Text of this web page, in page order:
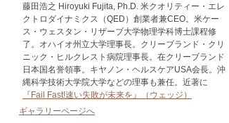
藤田浩之 Hiroyuki Fujita, Ph.D. 米クオリティー・エレ
クトロダイナミクス（QED）創業者兼CEO。米ケー
ス・ウェスタン・リザーブ大学物理学科博士課程修
了。オハイオ州立大学理事長。クリーブランド・クリ
ニック・ヒルクレスト病院理事長。在クリーブランド
日本国名誉領事。キヤノン・ヘルスケアUSA会長。沖
縄科学技術大学院大学などの理事も兼任。近著に
『Fail Fast!速い失敗が未来を』（ウェッジ）
ギャラリーページへ